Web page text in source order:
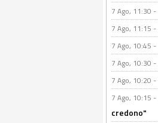
7 Ago, 11:30 -
7 Ago, 11:15 -
7 Ago, 10:45 -
7 Ago, 10:30 -
7 Ago, 10:20 -
7 Ago, 10:15 -
credono"